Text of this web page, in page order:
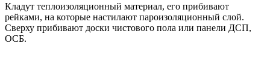
Кладут теплоизоляционный материал, его прибивают
рейками, на которые настилают пароизоляционный слой.
Сверху прибивают доски чистового пола или панели ДСП,
ОСБ.